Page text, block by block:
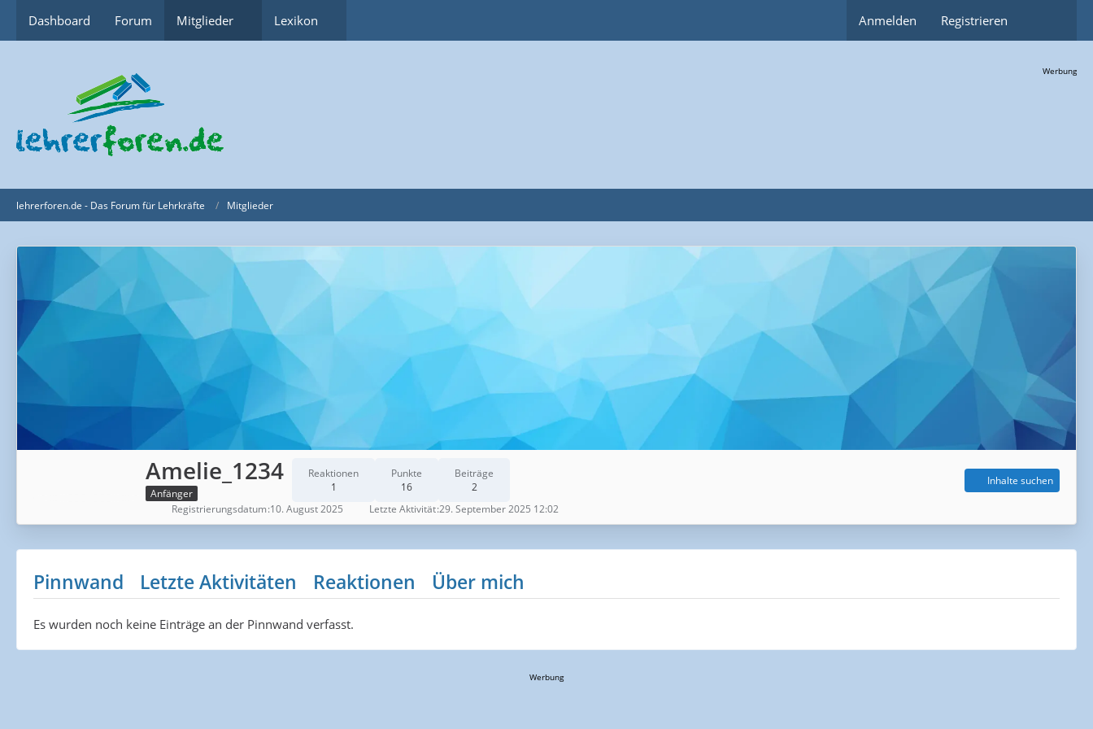
Dashboard Forum Mitglieder Lexikon Anmelden Registrieren
Werbung
lehrerforen.de - Das Forum für Lehrkräfte Mitglieder
Amelie_1234
Anfänger
Reaktionen
1
Punkte
16
Beiträge
2
Inhalte suchen
Registrierungsdatum 10. August 2025 Letzte Aktivität 29. September 2025 12:02
Pinnwand Letzte Aktivitäten Reaktionen Über mich
Es wurden noch keine Einträge an der Pinnwand verfasst.
Werbung